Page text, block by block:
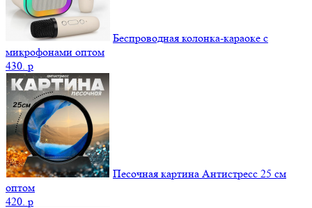
Беспроводная колонка-караоке с
микрофонами оптом
430. p
Песочная картина Антистресс 25 см
оптом
420. p